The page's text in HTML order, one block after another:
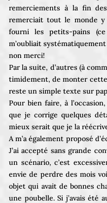
remerciements à la fin
remerciait tout le monde y
fourni les petits-pains
m’oubliait
non merci!
Par la suite, d’autres (à
timidement, de monter
reste un simple texte sur
Pour bien faire, à
que je corrige quelques
mieux serait que je la
A m’a également proposé
J’ai accepté sans grande
un scénario, c’est
envie de perdre des mois
objet qui avait de bonnes
une poubelle. Si j’avais été